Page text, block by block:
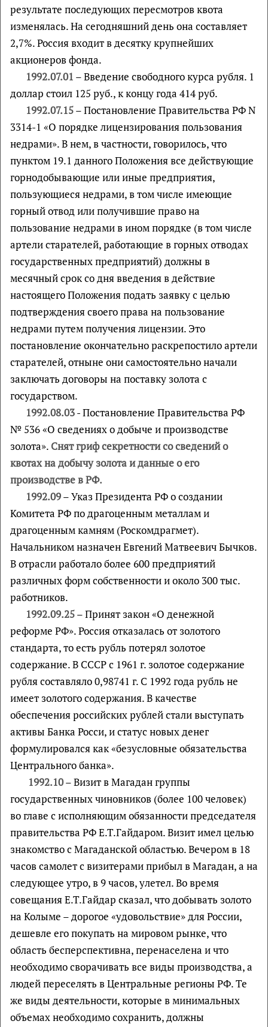
результате последующих пересмотров квота
изменялась. На сегодняшний день она составляет
2,7%. Россия входит в десятку крупнейших
акционеров фонда.
1992.07.01 – Введение свободного курса рубля. 1
доллар стоил 125 руб., к концу года 414 руб.
1992.07.15– Постановление Правительства РФ N
3314-1 «О порядке лицензирования пользования
недрами». В нем, в частности, говорилось, что
пунктом 19.1 данного Положения все действующие
горнодобывающие или иные предприятия,
пользующиеся недрами, в том числе имеющие
горный отвод или получившие право на
пользование недрами в ином порядке (в том числе
артели старателей, работающие в горных отводах
государственных предприятий) должны в
месячный срок со дня введения в действие
настоящего Положения подать заявку с целью
подтверждения своего права на пользование
недрами путем получения лицензии. Это
постановление окончательно раскрепостило артели
старателей, отныне они самостоятельно начали
заключать договоры на поставку золота с
государством.
1992.08.03- Постановление Правительства РФ
№ 536 «О сведениях о добыче и производстве
золота». Снят гриф секретности со сведений о
квотах на добычу золота и данные о его
производстве в РФ.
1992.09– Указ Президента РФ о создании
Комитета РФ по драгоценным металлам и
драгоценным камням (Роскомдрагмет).
Начальником назначен Евгений Матвеевич Бычков.
В отрасли работало более 600 предприятий
различных форм собственности и около 300 тыс.
работников.
1992.09.25– Принят закон «О денежной
реформе РФ». Россия отказалась от золотого
стандарта, то есть рубль потерял золотое
содержание. В СССР с 1961 г. золотое содержание
рубля составляло 0,98741 г. С 1992 года рубль не
имеет золотого содержания. В качестве
обеспечения российских рублей стали выступать
активы Банка Росси, и статус новых денег
формулировался как «безусловные обязательства
Центрального банка».
1992.10– Визит в Магадан группы
государственных чиновников (более 100 человек)
во главе с исполняющим обязанности председателя
правительства РФ Е.Т.Гайдаром. Визит имел целью
знакомство с Магаданской областью. Вечером в 18
часов самолет с визитерами прибыл в Магадан, а на
следующее утро, в 9 часов, улетел. Во время
совещания Е.Т.Гайдар сказал, что добывать золото
на Колыме – дорогое «удовольствие» для России,
дешевле его покупать на мировом рынке, что
область бесперспективна, перенаселена и что
необходимо сворачивать все виды производства, а
людей переселять в Центральные регионы РФ. Те
же виды деятельности, которые в минимальных
объемах необходимо сохранить, должны